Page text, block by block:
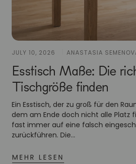
JULY 10, 2026 ANASTASIA
Esstisch Maße: Die
Tischgröße finden
Ein Esstisch, der zu groß für den
dem am Ende doch nicht alle Platz
fast immer auf eine falsch
zurückführen. Die...
MEHR LESEN